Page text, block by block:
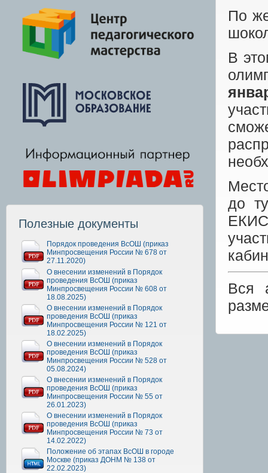
Полезные документы
Порядок проведения ВсОШ (приказ
Минпросвещения России № 678 от
27.11.2020)
О внесении изменений в Порядок
проведения ВсОШ (приказ
Минпросвещения России № 608 от
18.08.2025)
О внесении изменений в Порядок
проведения ВсОШ (приказ
Минпросвещения России № 121 от
18.02.2025)
О внесении изменений в Порядок
проведения ВсОШ (приказ
Минпросвещения России № 528 от
05.08.2024)
О внесении изменений в Порядок
проведения ВсОШ (приказ
Минпросвещения России № 55 от
26.01.2023)
О внесении изменений в Порядок
проведения ВсОШ (приказ
Минпросвещения России № 73 от
14.02.2022)
Положение об этапах ВсОШ в городе
Москве (приказ ДОНМ № 138 от
22.02.2023)
По
В
до
Вся